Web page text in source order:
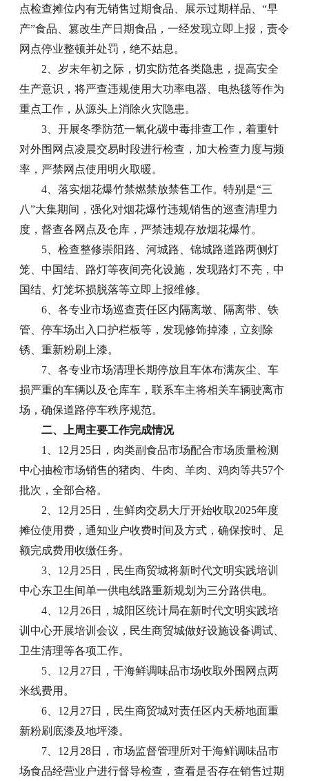
点检查摊位内有无销售过期食品、展示过期样品、“早
产”食品、篡改生产日期食品，一经发现立即上报，责令
网点停业整顿并处罚，绝不姑息。
2、岁末年初之际，切实防范各类隐患，提高安全
生产意识，将严查违规使用大功率电器、电热毯等作为
重点工作，从源头上消除火灾隐患。
3、开展冬季防范一氧化碳中毒排查工作，着重针
对外围网点凌晨交易时段进行检查，加大检查力度与频
率，严禁网点使用明火取暖。
4、落实烟花爆竹禁燃禁放禁售工作。特别是“三
八”大集期间，强化对烟花爆竹违规销售的巡查清理力
度，督查各网点及仓库，严禁违规存放烟花爆竹。
5、检查整修崇阳路、河城路、锦城路道路两侧灯
笼、中国结、路灯等夜间亮化设施，发现路灯不亮，中
国结、灯笼坏损脱落等立即上报维修。
6、各专业市场巡查责任区内隔离墩、隔离带、铁
管、停车场出入口护栏板等，发现修饰掉漆，立刻除
锈、重新粉刷上漆。
7、各专业市场清理长期停放且车体布满灰尘、车
损严重的车辆以及仓库车，联系车主将相关车辆驶离市
场，确保道路停车秩序规范。
二、上周主要工作完成情况
1、12月25日，肉类副食品市场配合市场质量检测
中心抽检市场销售的猪肉、牛肉、羊肉、鸡肉等共57个
批次，全部合格。
2、12月25日，生鲜肉交易大厅开始收取2025年度
摊位使用费，通知业户收费时间及方式，确保按时、足
额完成费用收缴任务。
3、12月25日，民生商贸城将新时代文明实践培训
中心东卫生间单一供电线路重新规划为三分路供电。
4、12月26日，城阳区统计局在新时代文明实践培
训中心开展培训会议，民生商贸城做好设施设备调试、
卫生清理等各项工作。
5、12月27日，干海鲜调味品市场收取外围网点两
米线费用。
6、12月27日，民生商贸城对责任区内天桥地面重
新粉刷底漆及地坪漆。
7、12月28日，市场监督管理所对干海鲜调味品市
场食品经营业户进行督导检查，查看是否存在销售过期